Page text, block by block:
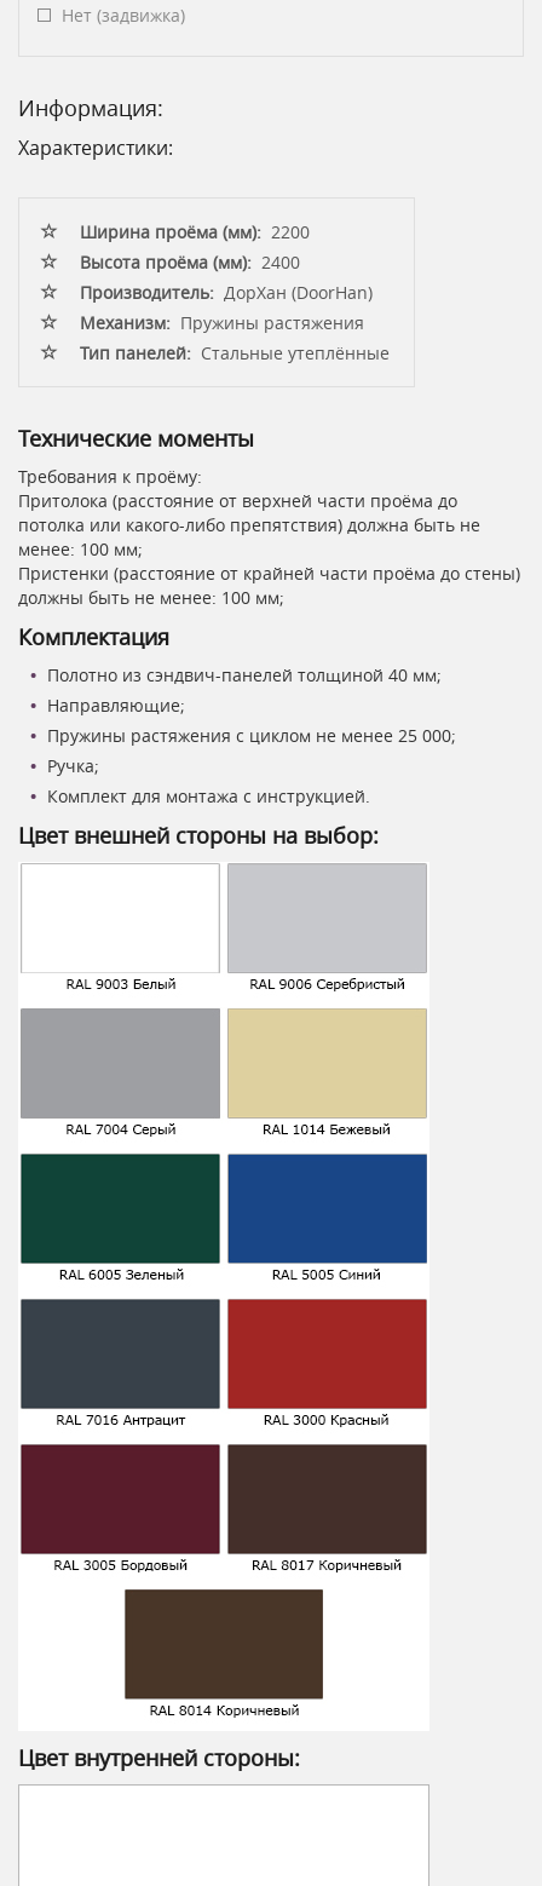
Нет (задвижка)
Информация:
Характеристики:
Ширина проёма (мм): 2200
Высота проёма (мм): 2400
Производитель: ДорХан (DoorHan)
Механизм: Пружины растяжения
Тип панелей: Стальные утеплённые
Технические моменты
Требования к проёму:
Притолока (расстояние от верхней части проёма до
потолка или какого-либо препятствия) должна быть не
менее: 100 мм;
Пристенки (расстояние от крайней части проёма до стены)
должны быть не менее: 100 мм;
Комплектация
Полотно из сэндвич-панелей толщиной 40 мм;
Направляющие;
Пружины растяжения с циклом не менее 25 000;
Ручка;
Комплект для монтажа с инструкцией.
Цвет внешней стороны на выбор:
Цвет внутренней стороны: